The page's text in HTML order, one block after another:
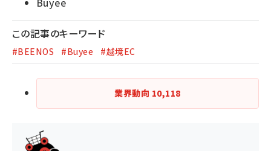
この記事のキーワード
#BEENOS #Buyee #越境EC
業界動向 10,118